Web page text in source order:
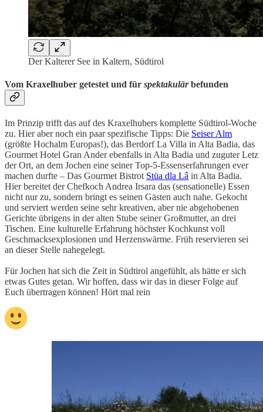
Der Kalterer See in Kaltern, Südtirol
Vom Kraxelhuber getestet und für spektakulärbefunden
Im Prinzip trifft das auf des Kraxelhubers komplette Südtirol-Woche
zu. Hier aber noch ein paar spezifische Tipps: Die Seiser Alm
(größte Hochalm Europas!), das Berdorf La Villa in Alta Badia, das
Gourmet Hotel Gran Ander ebenfalls in Alta Badia und zuguter Letz
der Ort, an dem Jochen eine seiner Top-5-Essenserfahrungen ever
machen durfte – Das Gourmet Bistrot Stüa dla Lâ in Alta Badia.
Hier bereitet der Chefkoch Andrea Irsara das (sensationelle) Essen
nicht nur zu, sondern bringt es seinen Gästen auch nahe. Gekocht
und serviert werden seine sehr kreativen, aber nie abgehobenen
Gerichte übrigens in der alten Stube seiner Großmutter, an drei
Tischen. Eine kulturelle Erfahrung höchster Kochkunst voll
Geschmacksexplosionen und Herzenswärme. Früh reservieren sei
an dieser Stelle nahegelegt.
Für Jochen hat sich die Zeit in Südtirol angefühlt, als hätte er sich
etwas Gutes getan. Wir hoffen, dass wir das in dieser Folge auf
Euch übertragen können! Hört mal rein